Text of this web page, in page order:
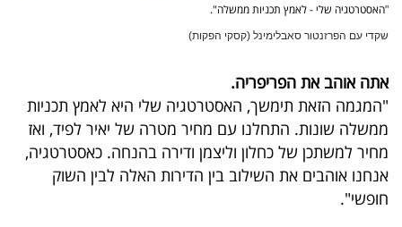
"האסטרטגיה שלי - לאמץ תכניות ממשלה".
שקדי עם הפרזנטור סאבלימינל (קסקי הפקות)
אתה אוהב את הפריפריה.
"המגמה הזאת תימשך, האסטרטגיה שלי היא לאמץ תכניות
ממשלה שונות. התחלנו עם מחיר מטרה של יאיר לפיד, ואז
מחיר למשתכן של כחלון וליצמן ודירה בהנחה. כאסטרטגיה,
אנחנו אוהבים את השילוב בין הדירות האלה לבין השוק
חופשי".